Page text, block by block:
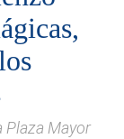
Plaza Mayor